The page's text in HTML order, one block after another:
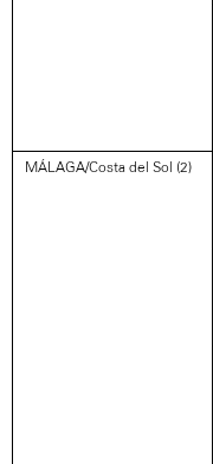
MÁLAGA/Costa del Sol (2)